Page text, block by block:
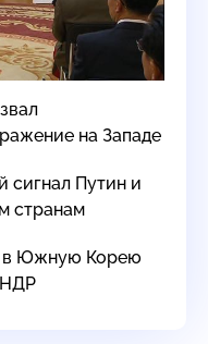
на Западе
сигнал Путин и
странам
в Южную Корею